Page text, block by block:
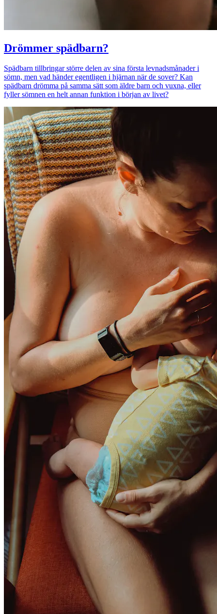
Drömmer spädbarn?
Spädbarn tillbringar större delen av sina första levnadsmånader i
sömn, men vad händer egentligen i hjärnan när de sover? Kan
spädbarn drömma på samma sätt som äldre barn och vuxna, eller
fyller sömnen en helt annan funktion i början av livet?